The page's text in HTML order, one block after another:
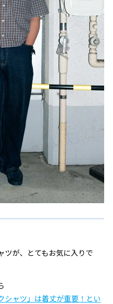
ツが、とてもお気に入りで
シャツ」は着丈が重要！とい